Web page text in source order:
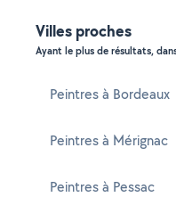
Villes proches
Ayant le plus de résultats,
Peintres à Bordeaux
Peintres à Mérignac
Peintres à Pessac